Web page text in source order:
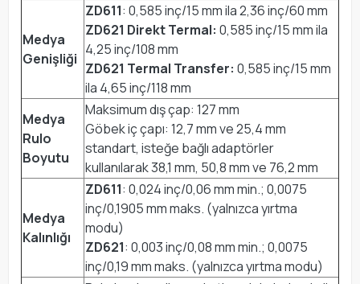
Medya
Genişliği
ZD611: 0,585 inç/15 mm ila 2,36 inç/60 mm
ZD621 Direkt Termal: 0,585 inç/15 mm ila
4,25 inç/108 mm
ZD621 Termal Transfer: 0,585 inç/15 mm
ila 4,65 inç/118 mm
Medya
Rulo
Boyutu
Maksimum dış çap: 127 mm
Göbek iç çapı: 12,7 mm ve 25,4 mm
standart, isteğe bağlı adaptörler
kullanılarak 38,1 mm, 50,8 mm ve 76,2 mm
Medya
Kalınlığı
ZD611: 0,024 inç/0,06 mm min.; 0,0075
inç/0,1905 mm maks. (yalnızca yırtma
modu)
ZD621: 0,003 inç/0,08 mm min.; 0,0075
inç/0,19 mm maks. (yalnızca yırtma modu)